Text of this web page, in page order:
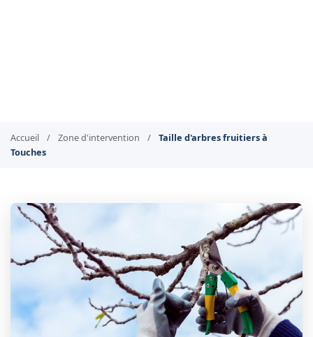
Accueil / Zone d'intervention /
Taille d'arbres fruitiers à
Touches